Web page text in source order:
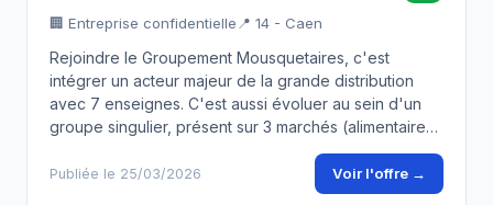
🏢 Entreprise confidentielle 📍 14 - Caen
Rejoindre le Groupement Mousquetaires, c'est
intégrer un acteur majeur de la grande distribution
avec 7 enseignes. C'est aussi évoluer au sein d'un
groupe singulier, présent sur 3 marchés (alimentaire…
Publiée le 25/03/2026 Voir l'offre →